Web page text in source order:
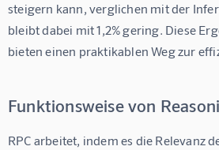
steigern kann, verglichen mit der
bleibt dabei mit 1,2% gering. Diese
bieten einen praktikablen Weg zur
Funktionsweise von
RPC arbeitet, indem es die Relevanz